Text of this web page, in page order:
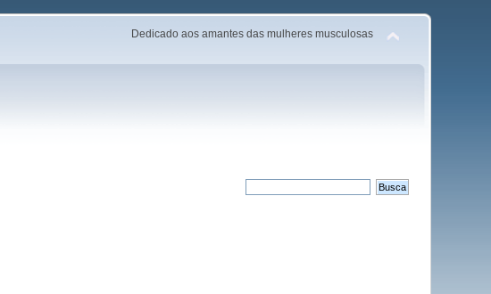
Dedicado aos amantes das mulheres musculosas